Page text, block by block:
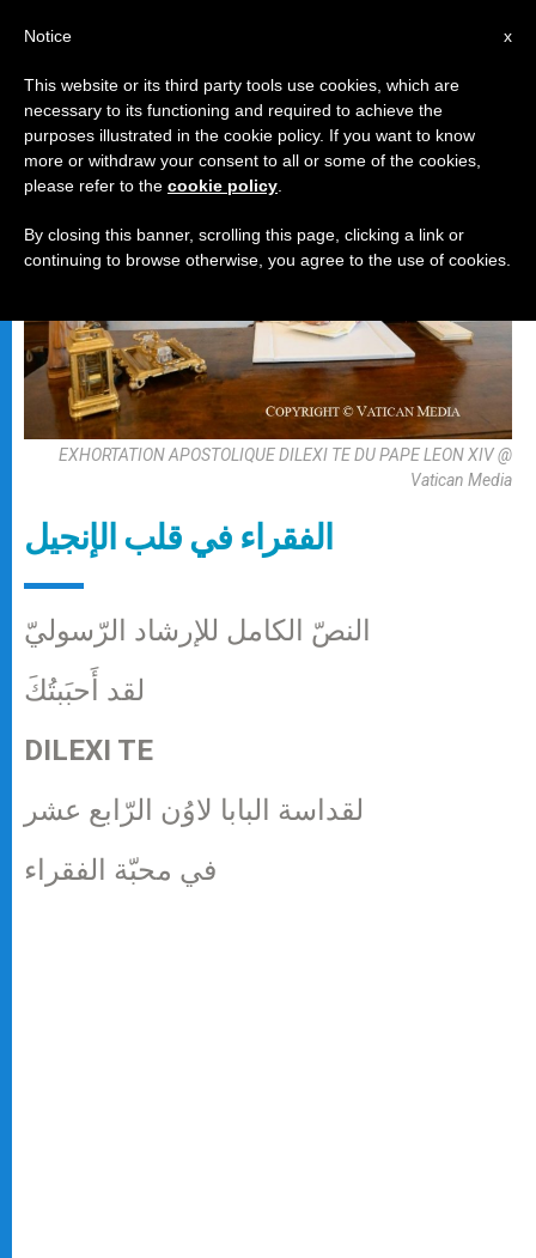
رسالة
EXHORTATION APOSTOLIQUE DILEXI TE DU PAPE LEON XIV @
Vatican Media
الفقراء في قلب الإنجيل
النصّ الكامل للإرشاد الرّسوليّ
لقد أَحبَبتُكَ
DILEXI TE
لقداسة البابا لاوُن الرّابع عشر
في محبّة الفقراء
x
Notice
This website or its third party tools use cookies, which are
necessary to its functioning and required to achieve the
purposes illustrated in the cookie policy. If you want to know
more or withdraw your consent to all or some of the cookies,
please refer to the cookie policy
By closing this banner, scrolling this page, clicking a link or
continuing to browse otherwise, you agree to the use of cookies.